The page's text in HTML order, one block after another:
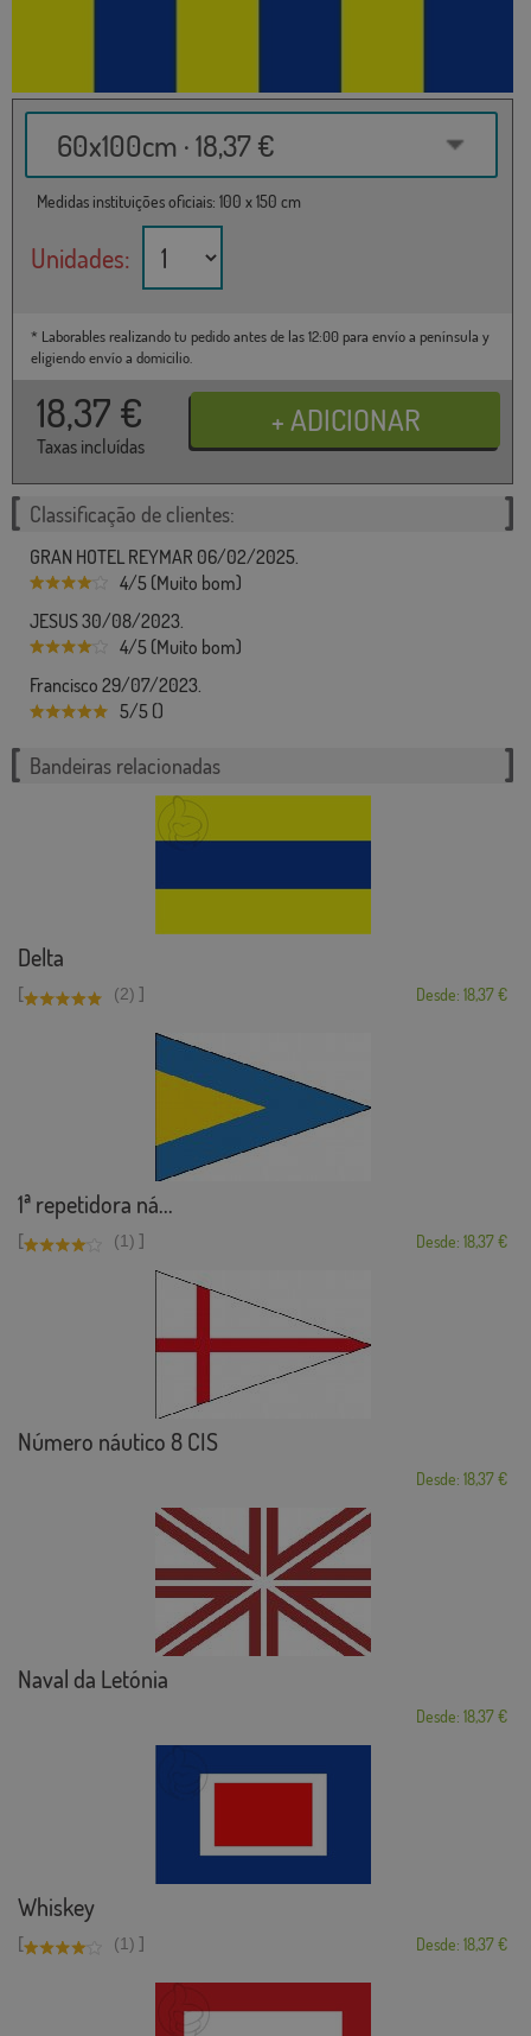
60x100cm · 18,37 €
Medidas instituições oficiais: 100 x 150 cm
Unidades:
* Laborables realizando tu pedido antes de las 12:00 para envío a península y
eligiendo envío a domicilio.
18,37 €
Taxas incluídas
Classificação de clientes:
GRAN HOTEL REYMAR 06/02/2025.
4/5 (Muito bom)
JESUS 30/08/2023.
4/5 (Muito bom)
Francisco 29/07/2023.
5/5 ()
Bandeiras relacionadas
Delta
[ (2) ] Desde: 18,37 €
1ª repetidora ná...
[ (1) ] Desde: 18,37 €
Número náutico 8 CIS
Desde: 18,37 €
Naval da Letónia
Desde: 18,37 €
Whiskey
[ (1) ] Desde: 18,37 €